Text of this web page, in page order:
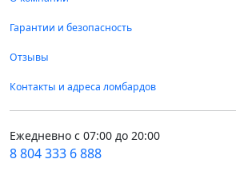
Гарантии и безопасность
Отзывы
Контакты и адреса ломбардов
Ежедневно с 07:00 до 20:00
8 804 333 6 888